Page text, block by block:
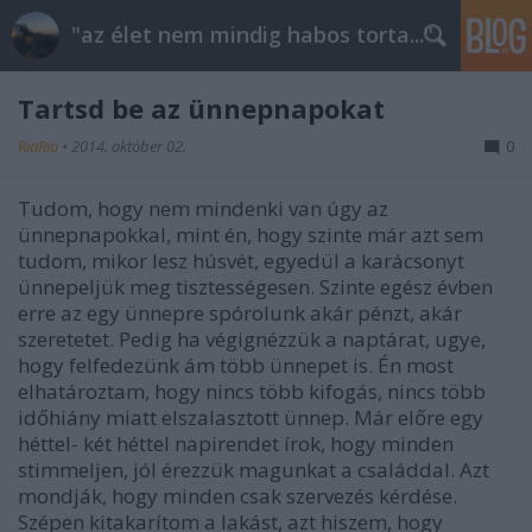
"az élet nem mindig habos torta..."
Tartsd be az ünnepnapokat
RiaRia • 2014. október 02. 0
Tudom, hogy nem mindenki van úgy az
ünnepnapokkal, mint én, hogy szinte már azt sem
tudom, mikor lesz húsvét, egyedül a karácsonyt
ünnepeljük meg tisztességesen. Szinte egész évben
erre az egy ünnepre spórolunk akár pénzt, akár
szeretetet. Pedig ha végignézzük a naptárat, ugye,
hogy felfedezünk ám több ünnepet is. Én most
elhatároztam, hogy nincs több kifogás, nincs több
időhiány miatt elszalasztott ünnep. Már előre egy
héttel- két héttel napirendet írok, hogy minden
stimmeljen, jól érezzük magunkat a családdal. Azt
mondják, hogy minden csak szervezés kérdése.
Szépen kitakarítom a lakást, azt hiszem, hogy